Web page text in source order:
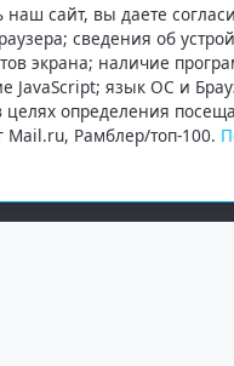
сайт, вы даете
сведения об
экрана; наличие
JavaScript; язык ОС и
целях определения
Mail.ru, Рамблер/топ-100.